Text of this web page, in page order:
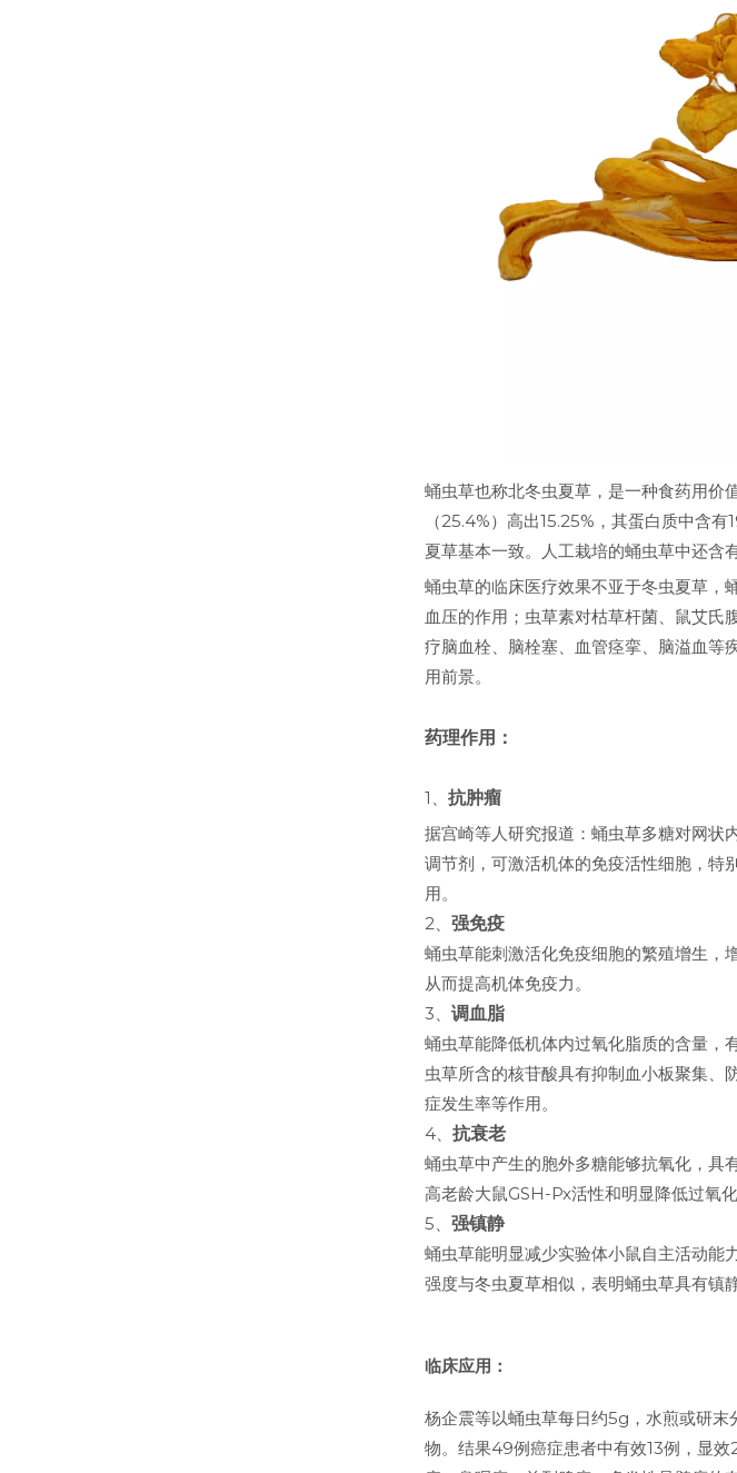
蛹虫草也称北冬虫夏草，是一种食药用价
（25.4%）高出15.25%，其蛋白质中含
夏草基本一致。人工栽培的蛹虫草中还含
蛹虫草的临床医疗效果不亚于冬虫夏草，
血压的作用；虫草素对枯草杆菌、鼠艾
疗脑血栓、脑栓塞、血管痉挛、脑溢血等
用前景。
药理作用：
1、 抗肿瘤
据宫崎等人研究报道：蛹虫草多糖对网状
调节剂，可激活机体的免疫活性细胞，特
用。
2、 强免疫
蛹虫草能刺激活化免疫细胞的繁殖增生，
从而提高机体免疫力。
3、 调血脂
蛹虫草能降低机体内过氧化脂质的含量，
虫草所含的核苷酸具有抑制血小板聚集、
症发生率等作用。
4、 抗衰老
蛹虫草中产生的胞外多糖能够抗氧化，具
高老龄大鼠GSH-Px活性和明显降低过氧
5、 强镇静
蛹虫草能明显减少实验体小鼠自主活动能
强度与冬虫夏草相似，表明蛹虫草具有镇静
临床应用：
杨企震等以蛹虫草每日约5g，水煎或研
物。结果49例癌症患者中有效13例，显